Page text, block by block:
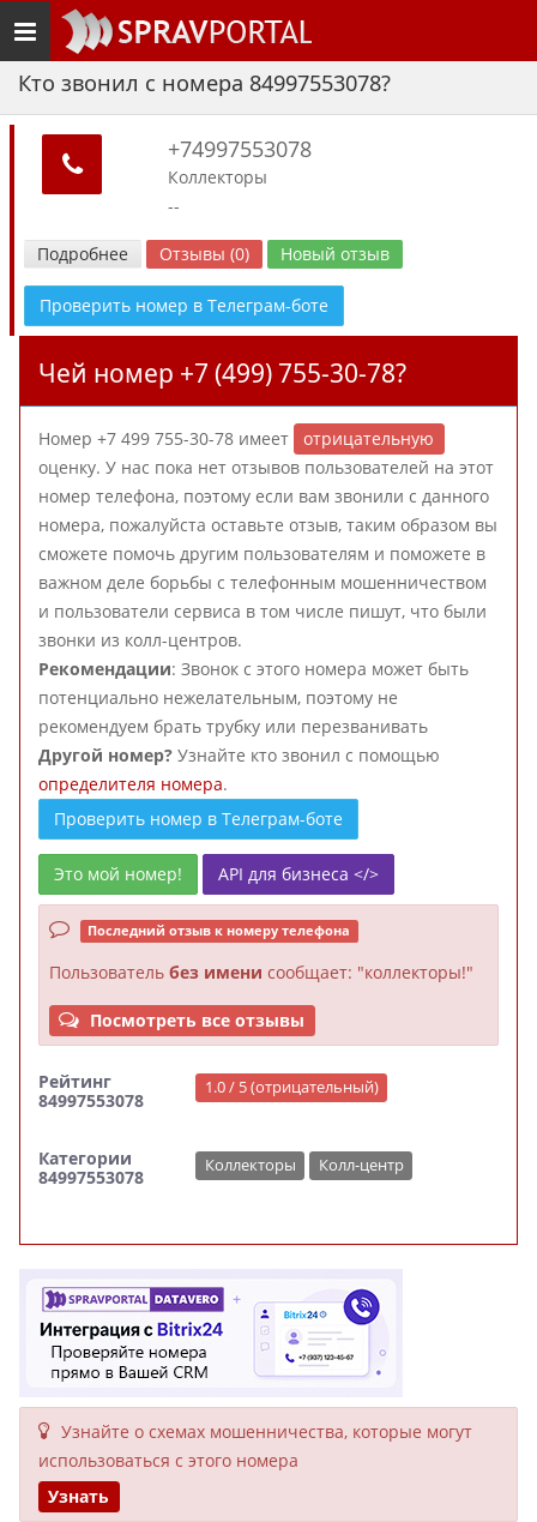
Toggle
navigation
Кто звонил с номера 84997553078?
+74997553078
Коллекторы
--
Подробнее Отзывы (0) Новый отзыв
Проверить номер в Телеграм-боте
Чей номер +7 (499) 755-30-78?
Номер +7 499 755-30-78 имеет
отрицательную
оценку. У нас пока нет отзывов пользователей на этот
номер телефона, поэтому если вам звонили с данного
номера, пожалуйста оставьте отзыв, таким образом вы
сможете помочь другим пользователям и поможете в
важном деле борьбы с телефонным мошенничеством
и пользователи сервиса в том числе пишут, что были
звонки из колл-центров.
Рекомендации: Звонок с этого номера может быть
потенциально нежелательным, поэтому не
рекомендуем брать трубку или перезванивать
Другой номер? Узнайте кто звонил с помощью
определителя номера.
Проверить номер в Телеграм-боте
Это мой номер! API для бизнеса </>
Последний отзыв к номеру телефона
Пользователь без имени сообщает: "коллекторы!"
Посмотреть все отзывы
Рейтинг
84997553078
1.0 / 5 (отрицательный)
Категории
84997553078
Коллекторы Колл-центр
Узнайте о схемах мошенни­чества, кото­рые могут
исполь­зоваться с этого номера
Узнать